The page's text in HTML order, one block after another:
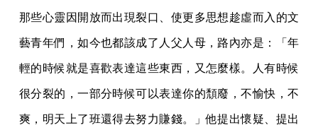
那些心靈因開放而出現裂口、使更多思想趁虛而入的文
藝青年們，如今也都該成了人父人母，路內亦是：「年
輕的時候就是喜歡表達這些東西，又怎麼樣。人有時候
很分裂的，一部分時候可以表達你的頹廢，不愉快，不
爽，明天上了班還得去努力賺錢。」他提出懷疑、提出